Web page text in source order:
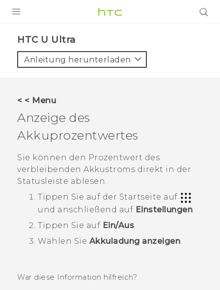
VIVE
VIVERSE
UNTERSTÜTZUNG
HTC-Geräte und Zubehör
Anmelden
HTC U Ultra‎
Anleitung herunterladen
< < Menu
Anzeige des
Akkuprozentwertes
Sie können den Prozentwert des
verbleibenden Akkustroms direkt in der
Statusleiste ablesen.
Tippen Sie auf der Startseite auf
und anschließend auf Einstellungen
Tippen Sie auf Ein/Aus
Wählen Sie Akkuladung anzeigen
War diese Information hilfreich?